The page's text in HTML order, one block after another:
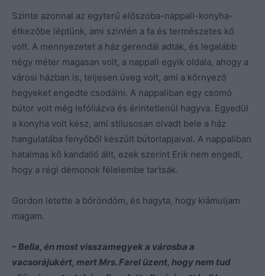
Szinte azonnal az egyterű előszoba-nappali-konyha-
étkezőbe léptünk, ami szintén a fa és természetes kő
volt. A mennyezetet a ház gerendái adták, és legalább
négy méter magasan volt, a nappali egyik oldala, ahogy a
városi házban is, teljesen üveg volt, ami a környező
hegyeket engedte csodálni. A nappaliban egy csomó
bútor volt még lefóliázva és érintetlenül hagyva. Egyedül
a konyha volt kész, ami stílusosan olvadt bele a ház
hangulatába fenyőből készült bútorlapjaival. A nappaliban
hatalmas kő kandalló állt, ezek szerint Erik nem engedi,
hogy a régi démonok félelembe tartsák.
Gordon letette a bőröndöm, és hagyta, hogy kiámuljam
magam.
– Bella, én most visszamegyek a városba a
vacsorájukért, mert Mrs. Farel üzent, hogy nem tud